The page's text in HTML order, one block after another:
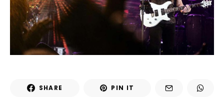
SHARE PIN IT